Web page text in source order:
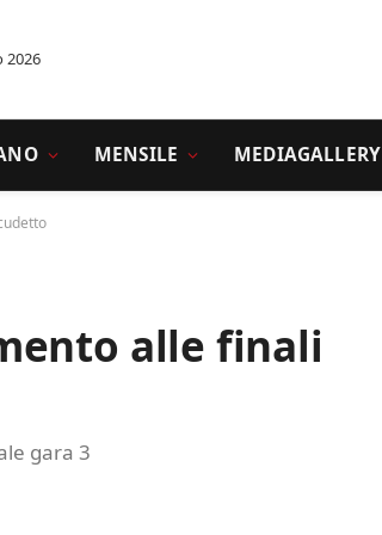
2026
MENSILE MEDIAGALLERY
alle finali
gara 3